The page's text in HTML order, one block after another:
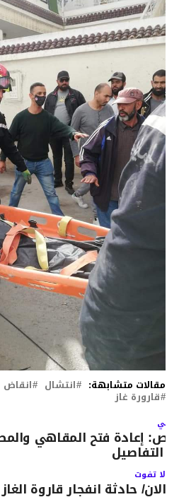
مقالات متشابهة: انتشال انقاض
قارورة غاز
إعادة فتح المقاهي
التفاصيل
لا تفوت
الان/ حادثة انفجار قاروة